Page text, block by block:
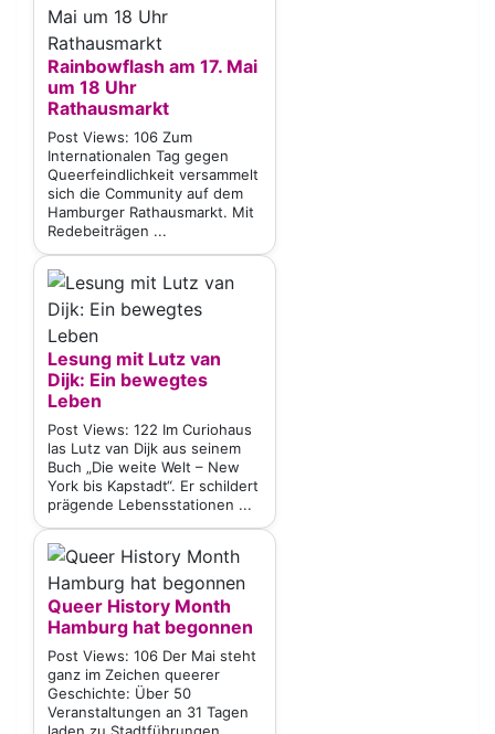
Rainbowflash am 17. Mai
um 18 Uhr
Rathausmarkt
Post Views: 106 Zum
Internationalen Tag gegen
Queerfeindlichkeit versammelt
sich die Community auf dem
Hamburger Rathausmarkt. Mit
Redebeiträgen ...
Lesung mit Lutz van
Dijk: Ein bewegtes
Leben
Post Views: 122 Im Curiohaus
las Lutz van Dijk aus seinem
Buch „Die weite Welt – New
York bis Kapstadt“. Er schildert
prägende Lebensstationen ...
Queer History Month
Hamburg hat begonnen
Post Views: 106 Der Mai steht
ganz im Zeichen queerer
Geschichte: Über 50
Veranstaltungen an 31 Tagen